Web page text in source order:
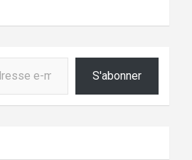
S'abonner